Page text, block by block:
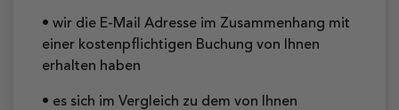
• wir die E-Mail Adresse im Zusammenhang mit
einer kostenpflichtigen Buchung von Ihnen
erhalten haben
• es sich im Vergleich zu dem von Ihnen